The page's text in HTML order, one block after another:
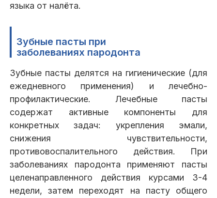
языка от налёта.
Зубные пасты при
заболеваниях пародонта
Зубные пасты делятся на гигиенические (для
ежедневного применения) и лечебно-
профилактические. Лечебные пасты
содержат активные компоненты для
конкретных задач: укрепления эмали,
снижения чувствительности,
противовоспалительного действия. При
заболеваниях пародонта применяют пасты
целенаправленного действия курсами 3-4
недели, затем переходят на пасту общего